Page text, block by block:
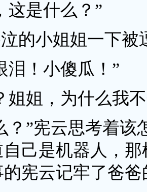
这是什么？”
的小姐姐一下被
泪！小傻瓜！”
姐姐，为什么我
？”宪云思考着
己是机器人，
宪云记牢了爸